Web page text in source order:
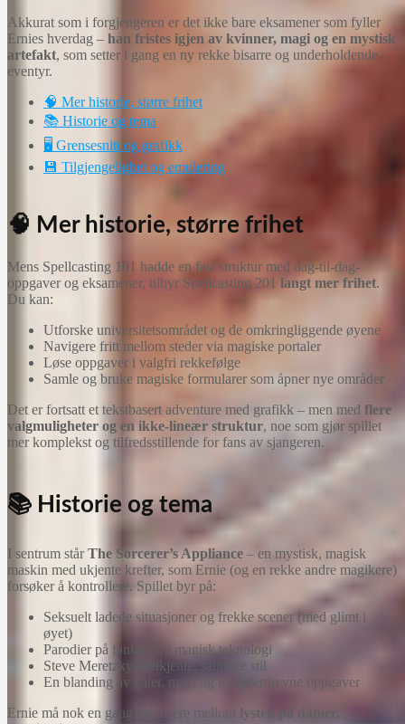
Akkurat som i forgjengeren er det ikke bare eksamener som fyller
Ernies hverdag – han fristes igjen av kvinner, magi og en mystisk
artefakt, som setter i gang en ny rekke bisarre og underholdende
eventyr.
🧠 Mer historie, større frihet
📚 Historie og tema
🖥️ Grensesnitt og grafikk
💾 Tilgjengelighet og emulering
🧠 Mer historie, større frihet
Mens Spellcasting 101 hadde en fast struktur med dag-til-dag-
oppgaver og eksamener, tilbyr Spellcasting 201 langt mer frihet.
Du kan:
Utforske universitetsområdet og de omkringliggende øyene
Navigere fritt mellom steder via magiske portaler
Løse oppgaver i valgfri rekkefølge
Samle og bruke magiske formularer som åpner nye områder
Det er fortsatt et tekstbasert adventure med grafikk – men med flere
valgmuligheter og en ikke-lineær struktur, noe som gjør spillet
mer komplekst og tilfredsstillende for fans av sjangeren.
📚 Historie og tema
I sentrum stårThe Sorcerer’s Appliance – en mystisk, magisk
maskin med ukjente krefter, som Ernie (og en rekke andre magikere)
forsøker å kontrollere. Spillet byr på:
Seksuelt ladede situasjoner og frekke scener (med glimt i
øyet)
Parodier på fantasy og magisk teknologi
Steve Meretzkys velkjente, satiriske stil
En blanding av gåter, magi og karakterdrevne oppgaver
Ernie må nok en gang balansere mellom lysten på damer,